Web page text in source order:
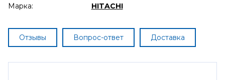
Марка: HITACHI
Отзывы Вопрос-ответ Доставка